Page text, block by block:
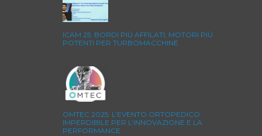
ICAM 25: BORDI PIÙ AFFILATI, MOTORI PIÙ
POTENTI PER TURBOMACCHINE
OMTEC 2025: L’EVENTO ORTOPEDICO
IMPERDIBILE PER L’INNOVAZIONE E LA
PERFORMANCE